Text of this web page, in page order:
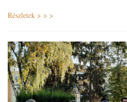
Részletek > > >